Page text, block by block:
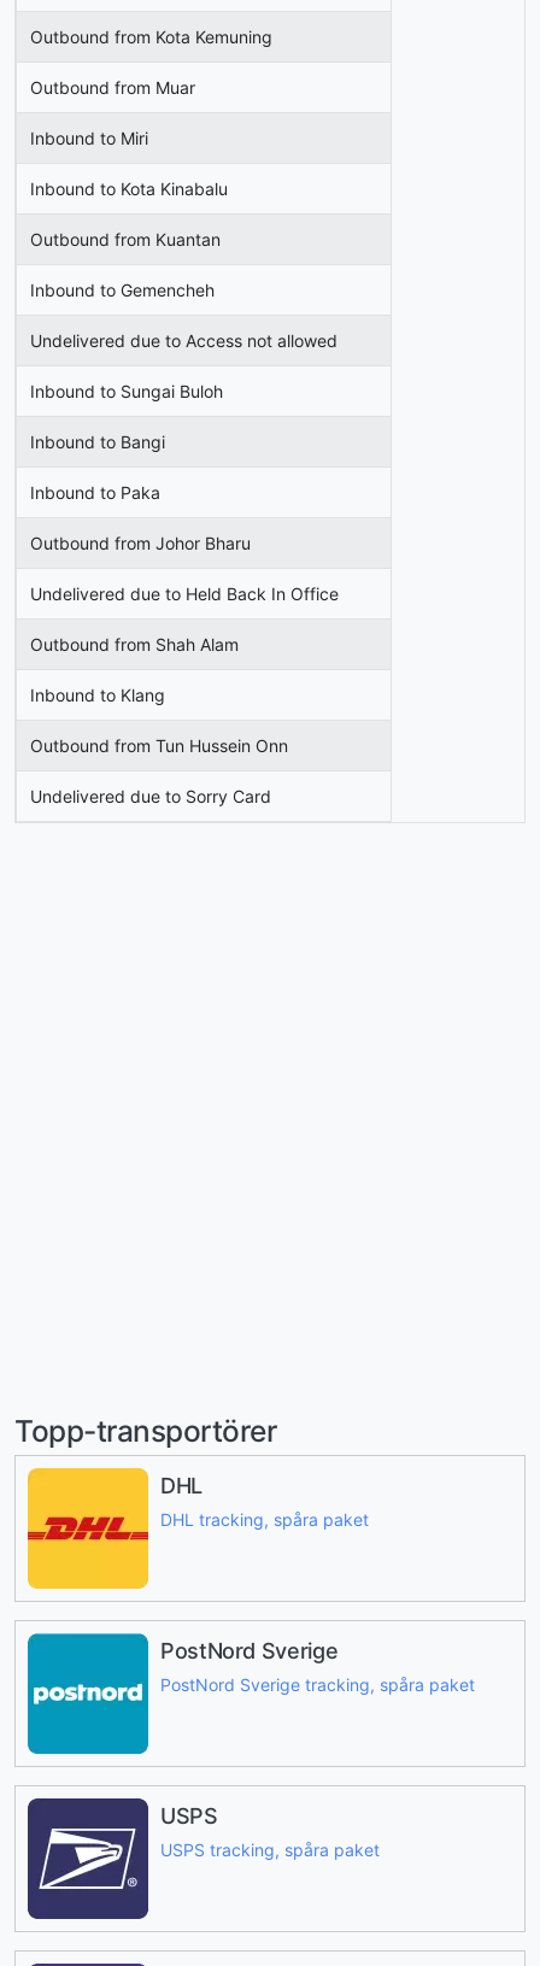
Outbound from Kota Kemuning
Outbound from Muar
Inbound to Miri
Inbound to Kota Kinabalu
Outbound from Kuantan
Inbound to Gemencheh
Undelivered due to Access not allowed
Inbound to Sungai Buloh
Inbound to Bangi
Inbound to Paka
Outbound from Johor Bharu
Undelivered due to Held Back In Office
Outbound from Shah Alam
Inbound to Klang
Outbound from Tun Hussein Onn
Undelivered due to Sorry Card
Topp-transportörer
DHL
DHL tracking, spåra paket
PostNord Sverige
PostNord Sverige tracking, spåra paket
USPS
USPS tracking, spåra paket